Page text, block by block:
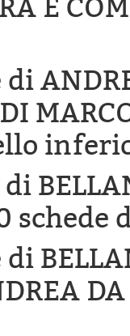
E
schede